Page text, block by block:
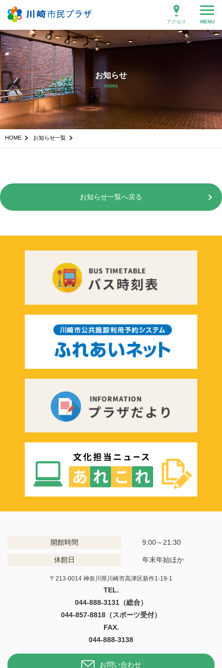
アクセス MENU
お知らせ
news
HOME お知らせ一覧
お知らせ一覧へ戻る
開館時間 9:00～21:30
休館日 年末年始ほか
〒213-0014 神奈川県川崎市高津区新作1-19-1
TEL.
044-888-3131（総合）
044-857-8818（スポーツ受付）
FAX.
044-888-3138
お問い合わせ